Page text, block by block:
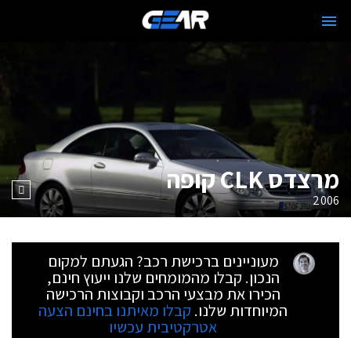
מרצדס CLK קופה
2006
מעוניינים ברכישת רכב? הגעתם למקום
הנכון. קבלו מהמומחים שלנו ייעוץ חינם,
הכירו את מבצעי הרכב וקבוצות הרכישה
המיוחדות שלנו. קבלו מאיתנו בחינם הצעה
אטרקטיבית עכשיו